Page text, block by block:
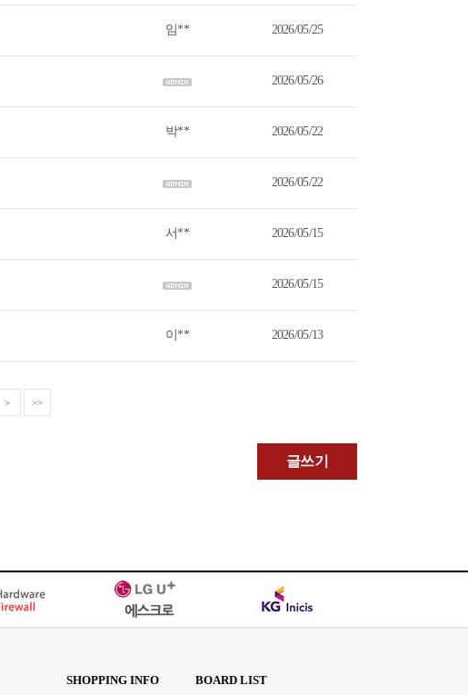
임** 2026/05/25
2026/05/26
박** 2026/05/22
2026/05/22
서** 2026/05/15
2026/05/15
이** 2026/05/13
> >>
글쓰기
SHOPPING INFO BOARD LIST